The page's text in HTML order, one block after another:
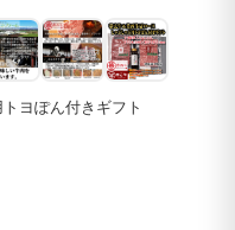
ヨぽん付きギフト